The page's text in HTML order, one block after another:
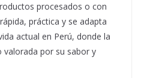
procesados o con
práctica y se adapta
actual en Perú, donde la
valorada por su sabor y